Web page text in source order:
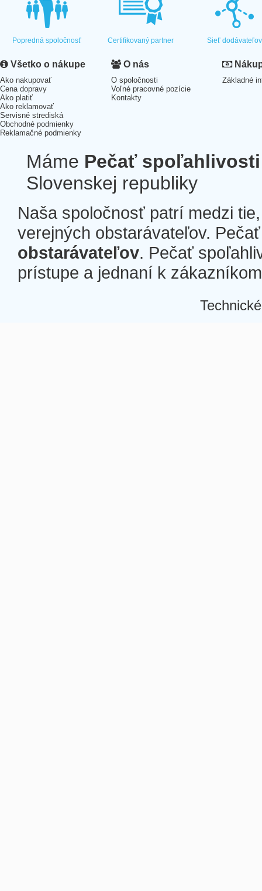
Popredná spoločnosť Certifikovaný partner Sieť dodávateľov
Všetko o nákupe
Ako nakupovať
Cena dopravy
Ako platiť
Ako reklamovať
Servisné strediská
Obchodné podmienky
Reklamačné podmienky
O nás
O spoločnosti
Voľné pracovné pozície
Kontakty
Základné
Máme Pečať spoľahlivosti
Slovenskej republiky
Naša spoločnosť patrí medzi
verejných obstarávateľov.
obstarávateľov. Pečať
prístupe a jednaní k